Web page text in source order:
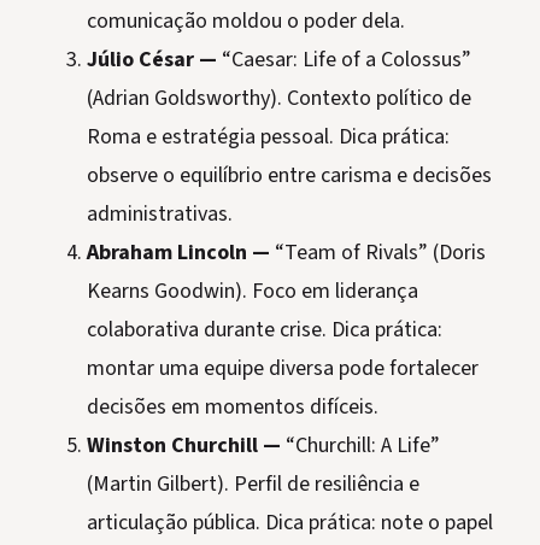
comunicação moldou o poder dela.
Júlio César — “Caesar: Life of a Colossus”
(Adrian Goldsworthy). Contexto político de
Roma e estratégia pessoal. Dica prática:
observe o equilíbrio entre carisma e decisões
administrativas.
Abraham Lincoln — “Team of Rivals” (Doris
Kearns Goodwin). Foco em liderança
colaborativa durante crise. Dica prática:
montar uma equipe diversa pode fortalecer
decisões em momentos difíceis.
Winston Churchill — “Churchill: A Life”
(Martin Gilbert). Perfil de resiliência e
articulação pública. Dica prática: note o papel